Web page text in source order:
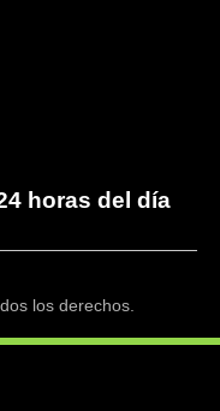
horas del día
los derechos.